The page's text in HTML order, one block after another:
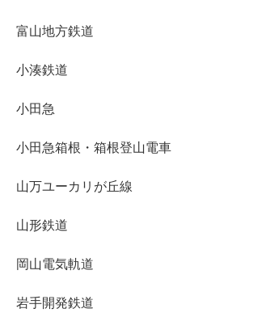
富山地方鉄道
小湊鉄道
小田急
小田急箱根・箱根登山電車
山万ユーカリが丘線
山形鉄道
岡山電気軌道
岩手開発鉄道